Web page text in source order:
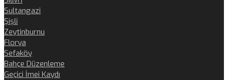
Sultangazi
Şişli
Zeytinburnu
Florya
Sefaköy
Bahçe Düzenleme
Geçici İmei Kaydı